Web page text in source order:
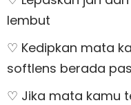
lembut
♡ Kedipkan mata
softlens berada
♡ Jika mata kamu